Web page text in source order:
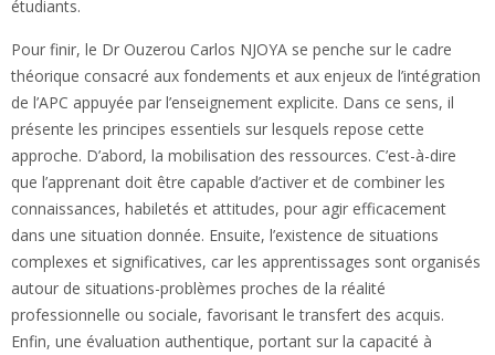
étudiants.
Pour finir, le Dr Ouzerou Carlos NJOYA se penche sur le cadre
théorique consacré aux fondements et aux enjeux de l’intégration
de l’APC appuyée par l’enseignement explicite. Dans ce sens, il
présente les principes essentiels sur lesquels repose cette
approche. D’abord, la mobilisation des ressources. C’est-à-dire
que l’apprenant doit être capable d’activer et de combiner les
connaissances, habiletés et attitudes, pour agir efficacement
dans une situation donnée. Ensuite, l’existence de situations
complexes et significatives, car les apprentissages sont organisés
autour de situations-problèmes proches de la réalité
professionnelle ou sociale, favorisant le transfert des acquis.
Enfin, une évaluation authentique, portant sur la capacité à